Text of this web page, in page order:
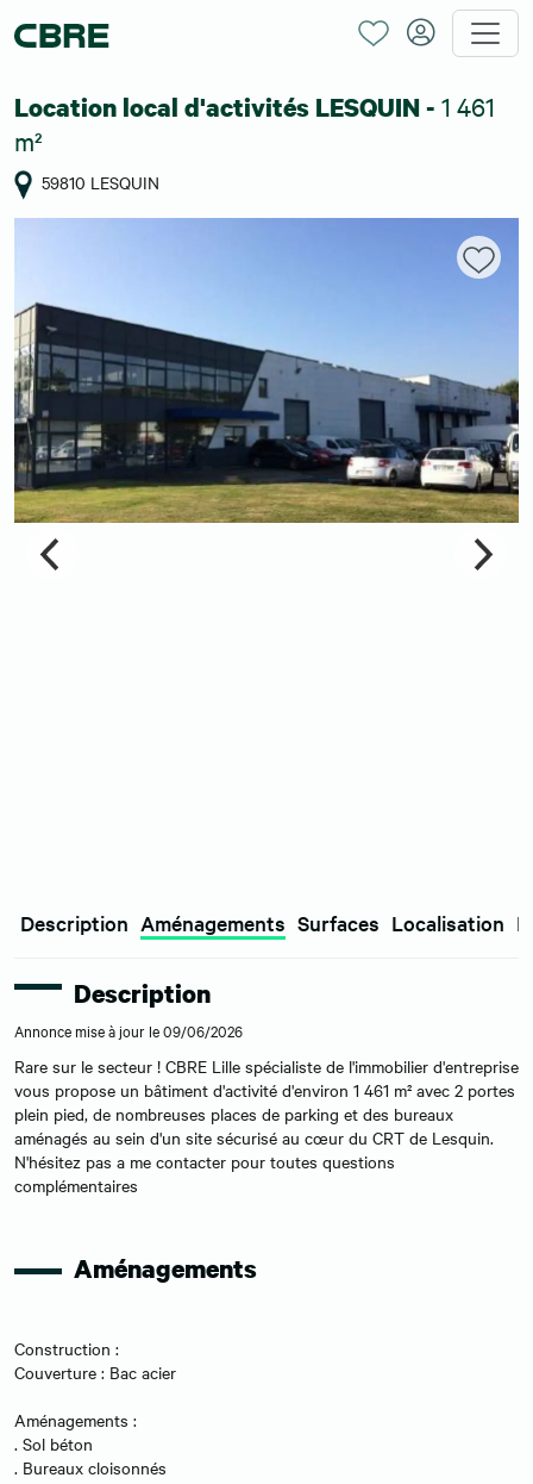
Location local d'activités LESQUIN - 1 461
m²
59810 LESQUIN
Description Aménagements Surfaces Localisation
Description
Annonce mise à jour le 09/06/2026
Rare sur le secteur ! CBRE Lille spécialiste de l'immobilier d'entreprise
vous propose un bâtiment d'activité d'environ 1 461 m² avec 2 portes
plein pied, de nombreuses places de parking et des bureaux
aménagés au sein d'un site sécurisé au cœur du CRT de Lesquin.
N'hésitez pas a me contacter pour toutes questions
complémentaires
Aménagements
Construction :
Couverture : Bac acier
Aménagements :
. Sol béton
. Bureaux cloisonnés